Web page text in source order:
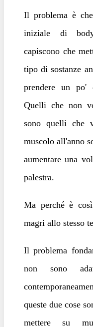
Il problema è
iniziale di
capiscono che
tipo di sostanze
prendere un po'
Quelli che non
sono quelli che
muscolo all'anno
aumentare una
palestra.
Ma perché è
magri allo stesso
Il problema
non sono
queste due cose
mettere su